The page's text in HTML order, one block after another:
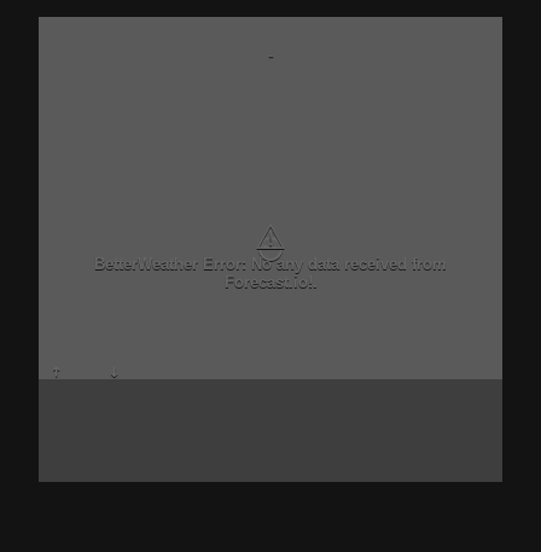
-
⚠
BetterWeather Error: No any data received from
Forecast.io!.